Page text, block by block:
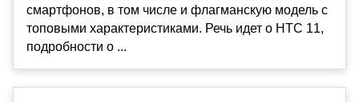
смартфонов, в том числе и флагманскую модель с
топовыми характеристиками. Речь идет о HTC 11,
подробности о ...